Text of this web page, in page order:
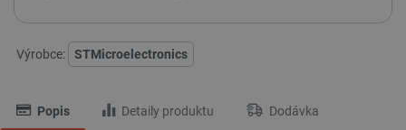
Výrobce: STMicroelectronics
Popis Detaily produktu Dodávka